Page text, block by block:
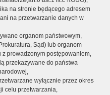
na stronie będącego adresem
na przetwarzanie danych w
organom państwowym,
Sąd) lub organom
prowadzonym postępowaniem,
przekazywane do państwa
wyłącznie przez okres
celu przetwarzania,